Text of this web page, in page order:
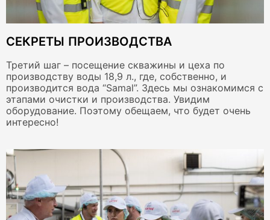
СЕКРЕТЫ ПРОИЗВОДСТВА
Третий шаг – посещение скважины и цеха по
производству воды 18,9 л., где, собственно, и
производится вода “Samal”. Здесь мы ознакомимся с
этапами очистки и производства. Увидим
оборудование. Поэтому обещаем, что будет очень
интересно!